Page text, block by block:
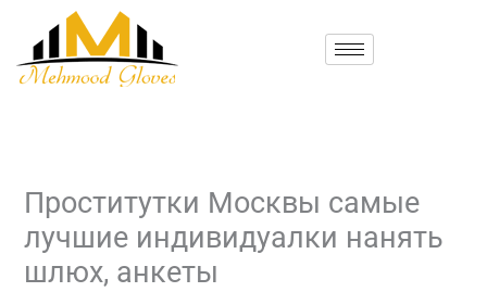
content
Проститутки Москвы самые
лучшие индивидуалки нанять
шлюх, анкеты